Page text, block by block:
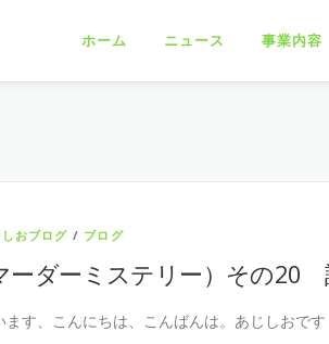
ホーム ニュース 事業内容
おブログ / ブログ
ーダーミステリー）その20
ます、こんにちは、こんばんは。あじしおで